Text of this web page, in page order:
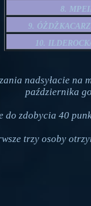
8.
9.
10.
nadsyłacie na
października
do zdobycia 40
trzy osoby